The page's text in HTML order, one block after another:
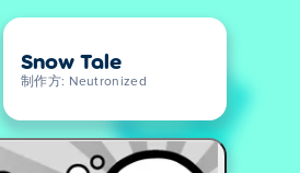
Snow Tale
制作方: Neutronized